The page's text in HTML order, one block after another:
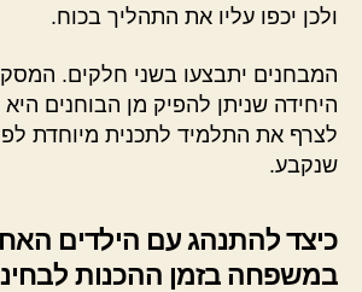
ולכן יכפו עליו את התהליך בכוח.
המבחנים יתבצעו בשני חלקים.
היחידה שניתן להפיק מן הבוחנים
לצרף את התלמיד לתכנית מיוחדת
שנקבע.
כיצד להתנהג עם הילדים
במשפחה בזמן ההכנות